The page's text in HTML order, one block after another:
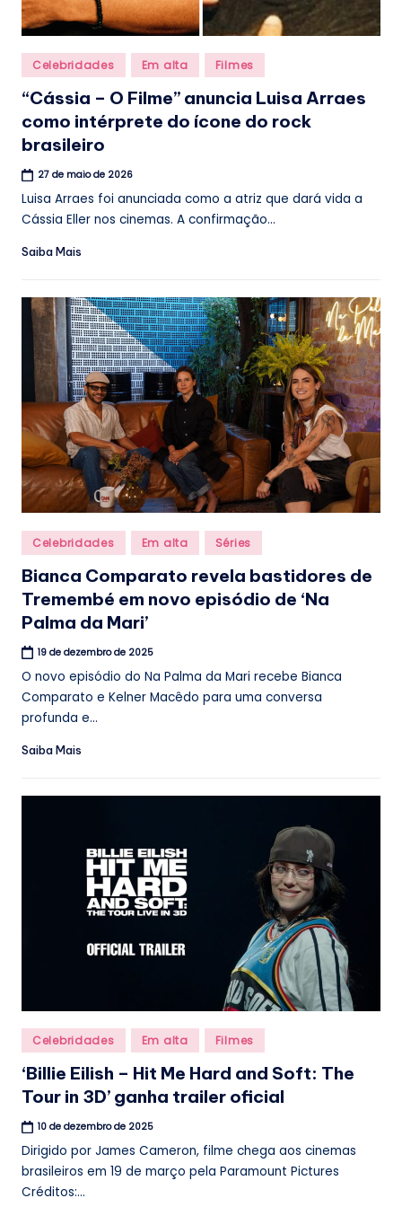
Posted
in
Celebridades Em alta Filmes
“Cássia – O Filme” anuncia Luisa Arraes
como intérprete do ícone do rock
brasileiro
27 de maio de 2026
Luisa Arraes foi anunciada como a atriz que dará vida a
Cássia Eller nos cinemas. A confirmação...
Saiba Mais
Posted
in
Celebridades Em alta Séries
Bianca Comparato revela bastidores de
Tremembé em novo episódio de ‘Na
Palma da Mari’
19 de dezembro de 2025
O novo episódio do Na Palma da Mari recebe Bianca
Comparato e Kelner Macêdo para uma conversa
profunda e...
Saiba Mais
Posted
in
Celebridades Em alta Filmes
‘Billie Eilish – Hit Me Hard and Soft: The
Tour in 3D’ ganha trailer oficial
10 de dezembro de 2025
Dirigido por James Cameron, filme chega aos cinemas
brasileiros em 19 de março pela Paramount Pictures
Créditos:...